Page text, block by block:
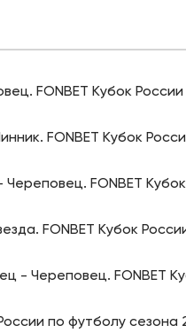
FONBET Кубок
FONBET Кубок
FONBET
FONBET Кубок
- Череповец. FONBET
России по футболу